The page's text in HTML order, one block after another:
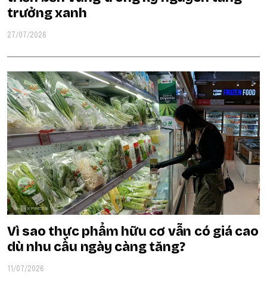
trưởng xanh
27/07/2026
Vì sao thực phẩm hữu cơ vẫn có giá cao
dù nhu cầu ngày càng tăng?
11/07/2026